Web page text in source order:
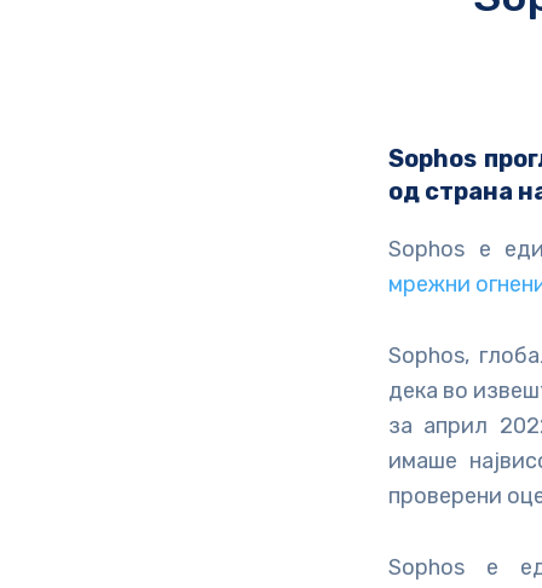
Sophos
од страна
Sophos е
мрежни
Sophos,
дека во
за април
имаше
проверени
Sophos е